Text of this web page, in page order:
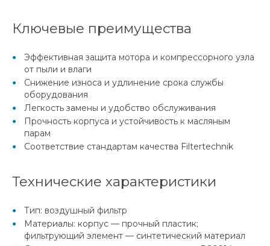
Ключевые преимущества
Эффективная защита мотора и компрессорного узла
от пыли и влаги
Снижение износа и удлинение срока службы
оборудования
Легкость замены и удобство обслуживания
Прочность корпуса и устойчивость к масляным
парам
Соответствие стандартам качества Filtertechnik
Технические характеристики
Тип: воздушный фильтр
Материалы: корпус — прочный пластик;
фильтрующий элемент — синтетический материал